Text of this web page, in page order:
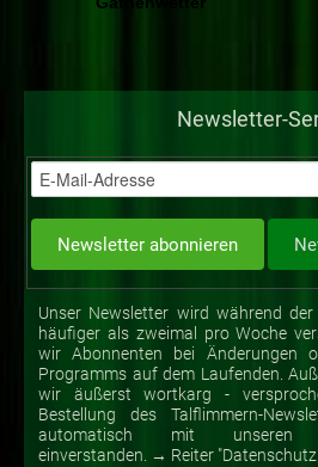
Newsletter-
Unser Newsletter wird während
häufiger als zweimal pro Woche
wir Abonnenten bei Änderungen
Programms auf dem Laufenden.
wir äußerst wortkarg -
Bestellung des Talflimmern-
automatisch mit unseren
einverstanden. → Reiter